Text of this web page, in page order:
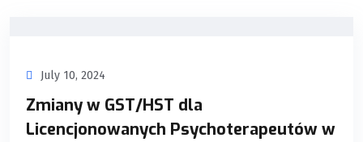
July 10, 2024
Zmiany w GST/HST dla
Licencjonowanych Psychoterapeutów w